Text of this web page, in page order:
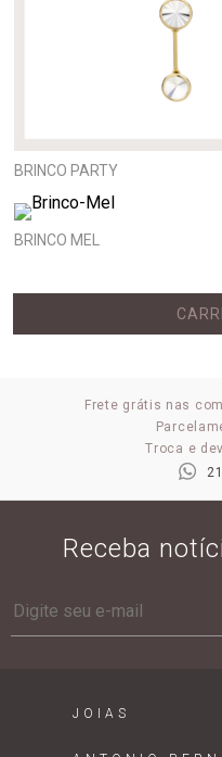
BRINCO PARTY
BRINCO MEL
Frete grátis nas
Troca e
Receba
JOIAS